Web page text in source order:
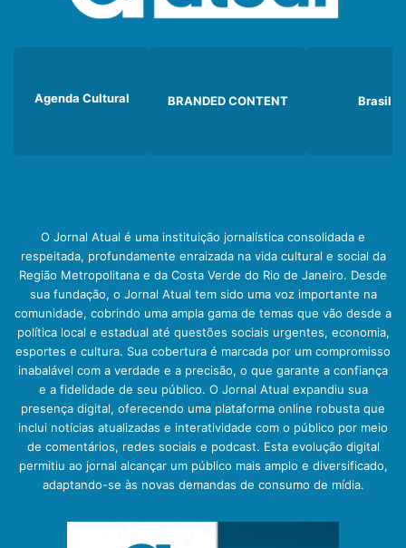
Agenda Cultural BRANDED CONTENT Brasil
O Jornal Atual é uma instituição jornalística consolidada e
respeitada, profundamente enraizada na vida cultural e social da
Região Metropolitana e da Costa Verde do Rio de Janeiro. Desde
sua fundação, o Jornal Atual tem sido uma voz importante na
comunidade, cobrindo uma ampla gama de temas que vão desde a
política local e estadual até questões sociais urgentes, economia,
esportes e cultura. Sua cobertura é marcada por um compromisso
inabalável com a verdade e a precisão, o que garante a confiança
e a fidelidade de seu público. O Jornal Atual expandiu sua
presença digital, oferecendo uma plataforma online robusta que
inclui notícias atualizadas e interatividade com o público por meio
de comentários, redes sociais e podcast. Esta evolução digital
permitiu ao jornal alcançar um público mais amplo e diversificado,
adaptando-se às novas demandas de consumo de mídia.